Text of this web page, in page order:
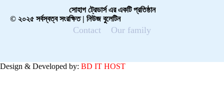
সোহাগ ট্রেডার্স এর একটি প্রতিষ্ঠান
© ২০২৫ সর্বস্বত্ব সংরক্ষিত | নিউজ বুলেটিন
Contact Our family
Design & Developed by: BD IT HOST